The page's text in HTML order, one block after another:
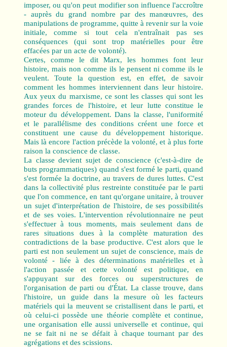
imposer, ou qu'on peut modifier son influence l'accroître
‑ auprès du grand nombre par des manœuvres, des
manipulations de programme, quitte à revenir sur la voie
initiale, comme si tout cela n'entraînait pas ses
conséquences (qui sont trop matérielles pour être
effacées par un acte de volonté).
Certes, comme le dit Marx, les hommes font leur
histoire, mais non comme ils le pensent ni comme ils le
veulent. Toute la question est, en effet, de savoir
comment les hommes interviennent dans leur histoire.
Aux yeux du marxisme, ce sont les classes qui sont les
grandes forces de l'histoire, et leur lutte constitue le
moteur du développement. Dans la classe, l'uniformité
et le parallélisme des conditions créent une force et
constituent une cause du développement historique.
Mais là encore l'action précède la volonté, et à plus forte
raison la conscience de classe.
La classe devient sujet de conscience (c'est-à-dire de
buts programmatiques) quand s'est formé le parti, quand
s'est formée la doctrine, au travers de dures luttes. C'est
dans la collectivité plus restreinte constituée par le parti
que l'on commence, en tant qu'organe unitaire, à trouver
un sujet d'interprétation de l'histoire, de ses possibilités
et de ses voies. L'intervention révolutionnaire ne peut
s'effectuer à tous moments, mais seulement dans de
rares situations dues à la complète maturation des
contradictions de la base productive. C'est alors que le
parti est non seulement un sujet de conscience, mais de
volonté ‑ liée à des déterminations matérielles et à
l'action passée et cette volonté est politique, en
s'appuyant sur des forces ou superstructures de
l'organisation de parti ou d'État. La classe trouve, dans
l'histoire, un guide dans la mesure où les facteurs
matériels qui la meuvent se cristallisent dans le parti, et
où celui-ci possède une théorie complète et continue,
une organisation elle aussi universelle et continue, qui
ne se fait ni ne se défait à chaque tournant par des
agrégations et des scissions.